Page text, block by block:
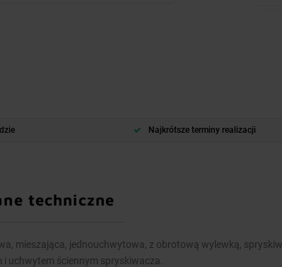
Najkrótsze terminy realizacji
techniczne
mieszająca, jednouchwytowa, z obrotową wylewką,
uchwytem ściennym spryskiwacza.